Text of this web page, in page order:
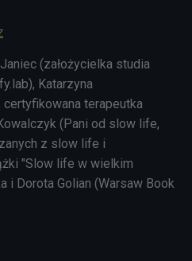
(założycielka studia
Katarzyna
terapeutka
(Pani od slow life,
z slow life i
"Slow life w wielkim
i Dorota Golian (Warsaw Book